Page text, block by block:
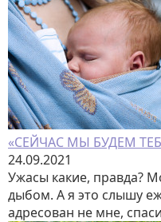
«СЕЙЧАС МЫ БУДЕМ
24.09.2021
Ужасы какие, правда?
дыбом. А я это слышу
адресован не мне,